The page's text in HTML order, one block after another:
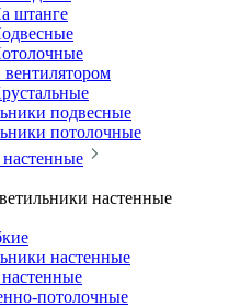
штанге
подвесные
потолочные
настенные
настенные
потолочные